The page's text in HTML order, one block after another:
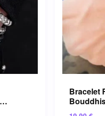
Bracelet
Pierres